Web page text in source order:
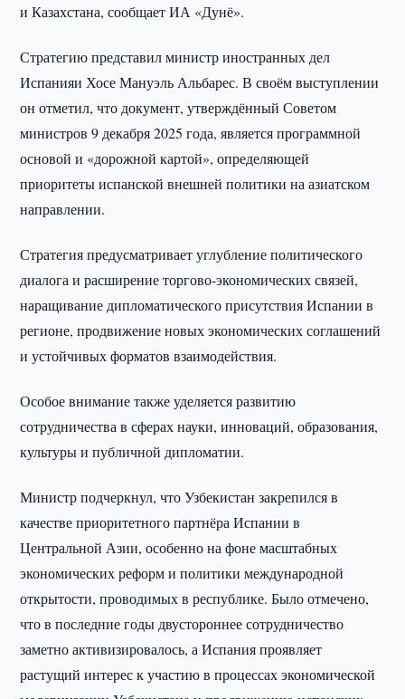
и Казахстана, сообщает ИА «Дунё».
Стратегию представил министр иностранных дел
Испанияи Хосе Мануэль Альбарес. В своём выступлении
он отметил, что документ, утверждённый Советом
министров 9 декабря 2025 года, является программной
основой и «дорожной картой», определяющей
приоритеты испанской внешней политики на азиатском
направлении.
Стратегия предусматривает углубление политического
диалога и расширение торгово-экономических связей,
наращивание дипломатического присутствия Испании в
регионе, продвижение новых экономических соглашений
и устойчивых форматов взаимодействия.
Особое внимание также уделяется развитию
сотрудничества в сферах науки, инноваций, образования,
культуры и публичной дипломатии.
Министр подчеркнул, что Узбекистан закрепился в
качестве приоритетного партнёра Испании в
Центральной Азии, особенно на фоне масштабных
экономических реформ и политики международной
открытости, проводимых в республике. Было отмечено,
что в последние годы двустороннее сотрудничество
заметно активизировалось, а Испания проявляет
растущий интерес к участию в процессах экономической